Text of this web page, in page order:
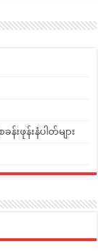
ဖုန်းနံပါတ်များ